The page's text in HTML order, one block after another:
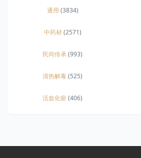
通用 (3834)
中药材(2571)
民间传承(993)
清热解毒(525)
活血化瘀(406)